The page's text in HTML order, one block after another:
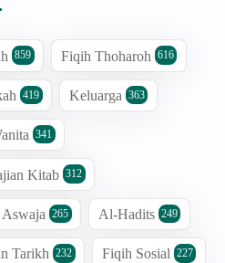
859 Fiqih Thoharoh 616
419 Keluarga 363
341
Kitab 312
Aswaja 265 Al-Hadits 249
Tarikh 232 Fiqih Sosial 227